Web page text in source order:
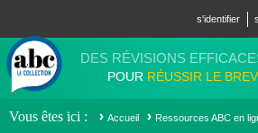
s'identifier
DES RÉVISIONS
POUR RÉUSSIR LE
Vous êtes ici Accueil Ressources ABC en